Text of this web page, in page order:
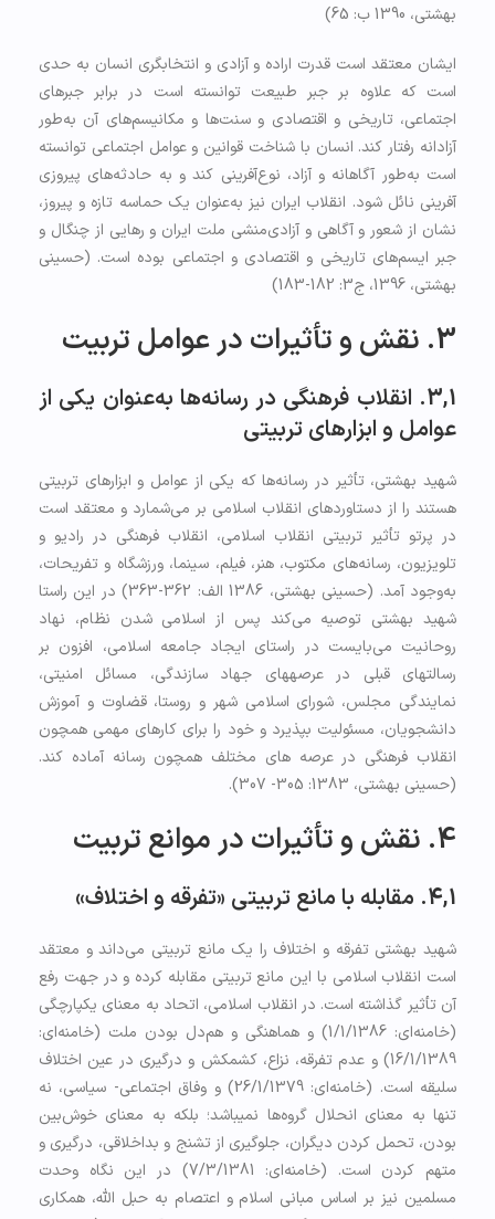
بهشتی، 1390 ب: 65)
ایشان معتقد است قدرت اراده و آزادی و انتخابگری انسان به حدی
است که علاوه بر جبر طبیعت توانسته است در برابر جبرهای
اجتماعی، تاریخی و اقتصادی و سنت‌ها و مکانیسم‌های آن به‌طور
آزادانه رفتار کند. انسان با شناخت قوانین و عوامل اجتماعی توانسته
است به‌طور آگاهانه و آزاد، نوع‌آفرینی کند و به حادثه‌های پیروزی
آفرینی نائل شود. انقلاب ایران نیز به‌عنوان یک حماسه‌ تازه و پیروز،
نشان از شعور و آگاهی و آزادی‌منشی ملت ایران و رهایی از چنگال و
جبر ایسم‌های تاریخی و اقتصادی و اجتماعی بوده است. (حسینی
بهشتی، 1396، ج3: 182-183)
3. نقش و تأثیرات در عوامل تربیت
3,1. انقلاب فرهنگی در رسانه‌ها به‌عنوان یکی از
عوامل و ابزارهای تربیتی
شهید بهشتی، تأثیر در رسانه‌ها که یکی از عوامل و ابزارهای تربیتی
هستند را از دستاوردهای انقلاب اسلامی بر می‌شمارد و معتقد است
در پرتو تأثیر تربیتی انقلاب اسلامی، انقلاب فرهنگی در رادیو و
تلویزیون، رسانه‌های مکتوب، هنر، فیلم، سینما، ورزشگاه و تفریحات،
به‌وجود آمد. (حسینی بهشتی، 1386 الف: 362-363) در این راستا
شهید بهشتی توصیه می‌کند پس از اسلامی شدن نظام، نهاد
روحانیت می‌بایست در راستای ایجاد جامعه اسلامی، افزون بر
رسالت­های قبلی در عرصه­های جهاد سازندگی، مسائل امنیتی،
نمایندگی مجلس، شورای اسلامی شهر و روستا، قضاوت و آموزش
دانشجویان، مسئولیت بپذیرد و خود را برای کارهای مهمی همچون
انقلاب فرهنگی در عرصه های مختلف همچون رسانه آماده کند.
(حسینی بهشتی، 1383: 305- 307).
4. نقش و تأثیرات در موانع تربیت
4,1. مقابله با مانع تربیتی «تفرقه و اختلاف»
شهید بهشتی تفرقه و اختلاف را یک مانع تربیتی می‌داند و معتقد
است انقلاب اسلامی با این مانع تربیتی مقابله کرده و در جهت رفع
آن تأثیر گذاشته است. در انقلاب اسلامی، اتحاد به معنای یکپارچگی
(خامنه‌ای: 1/1/1386) و هماهنگی و هم‌دل بودن ملت (خامنه‌ای:
16/1/1389) و عدم تفرقه، نزاع، کشمکش و درگیری در عین اختلاف
سلیقه است. (خامنه‌ای: 26/1/1379) و وفاق اجتماعی- سیاسی، نه
تنها به معنای انحلال گروه‌ها نمی­باشد؛ بلکه به معنای خوش‌بین
بودن، تحمل کردن دیگران، جلوگیری از تشنج و بداخلاقی، درگیری و
متهم کردن است. (خامنه‌ای: 7/3/1381) در این نگاه وحدت
مسلمین نیز بر اساس مبانی اسلام و اعتصام به حبل الله، همكاري